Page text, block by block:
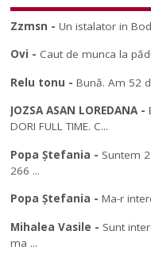
Zzmsn -Un istalator in
Ovi - Caut de munca la
Relu tonu -Bună. Am 52
JOZSA ASAN LOREDANA-
DORI FULL TIME. C...
Popa Ștefania - Suntem
266 ...
Popa Ștefania -Ma-r
Mihalea Vasile - Sunt
ma ...